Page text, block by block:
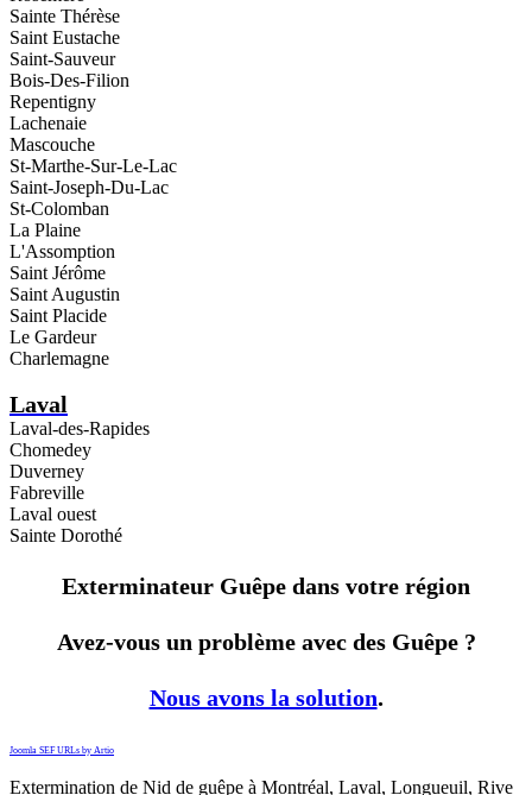
Sainte Thérèse
Saint Eustache
Saint-Sauveur
Bois-Des-Filion
Repentigny
Lachenaie
Mascouche
St-Marthe-Sur-Le-Lac
Saint-Joseph-Du-Lac
St-Colomban
La Plaine
L'Assomption
Saint Jérôme
Saint Augustin
Saint Placide
Le Gardeur
Charlemagne
Laval
Laval-des-Rapides
Chomedey
Duverney
Fabreville
Laval ouest
Sainte Dorothé
Exterminateur Guêpe dans votre région
Avez-vous un problème avec des Guêpe ?
Nous avons la solution.
Joomla SEF URLs by Artio
Extermination de Nid de guêpe à Montréal, Laval, Longueuil, Rive